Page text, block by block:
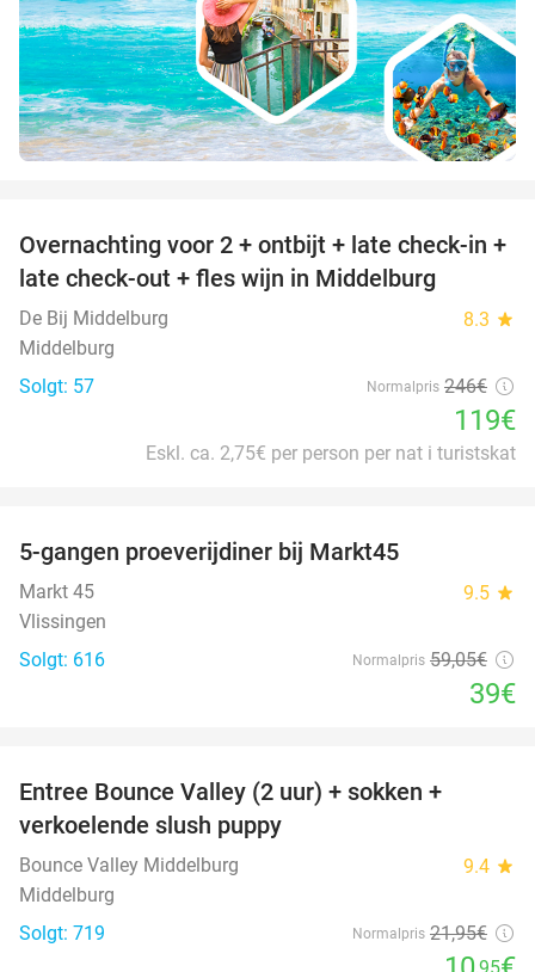
52%
Overnachting voor 2 + ontbijt + late check-in +
late check-out + fles wijn in Middelburg
De Bij Middelburg 8.3 star
Middelburg
Solgt: 57
Normalpris 246€
119€
Eskl. ca. 2,75€ per person per nat i turistskat
5-gangen proeverijdiner bij Markt45
Markt 45 9.5 star
Vlissingen
Solgt: 616
Normalpris 59,05€
39€
Entree Bounce Valley (2 uur) + sokken +
verkoelende slush puppy
Bounce Valley Middelburg 9.4 star
Middelburg
Solgt: 719
Normalpris 21,95€
,95